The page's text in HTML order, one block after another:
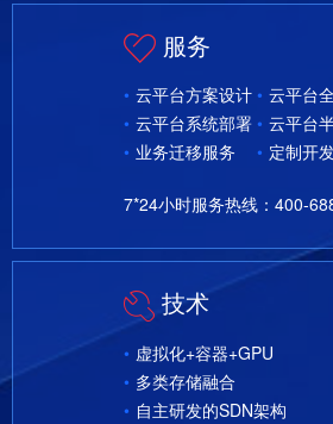
服务
云平台方案设计
云平台系统部署
业务迁移服务
云平台
云平台
定制开
7*24小时服务热线：400-
技术
虚拟化+容器+GPU
多类存储融合
自主研发的SDN架构